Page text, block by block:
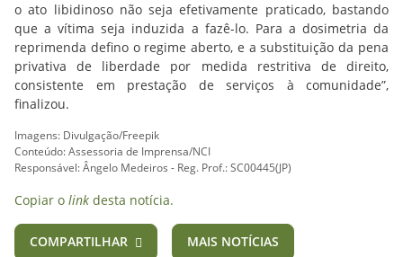
o ato libidinoso não seja efetivamente praticado, bastando
que a vítima seja induzida a fazê-lo. Para a dosimetria da
reprimenda defino o regime aberto, e a substituição da pena
privativa de liberdade por medida restritiva de direito,
consistente em prestação de serviços à comunidade”,
finalizou.
Imagens: Divulgação/Freepik
Conteúdo: Assessoria de Imprensa/NCI
Responsável: Ângelo Medeiros - Reg. Prof.: SC00445(JP)
Copiar o link desta notícia.
COMPARTILHAR MAIS NOTÍCIAS